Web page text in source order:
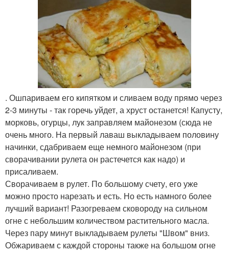
. Ошпариваем его кипятком и сливаем воду прямо через
2-3 минуты - так горечь уйдет, а хруст останется! Капусту,
морковь, огурцы, лук заправляем майонезом (сюда не
очень много. На первый лаваш выкладываем половину
начинки, сдабриваем еще немного майонезом (при
сворачивании рулета он растечется как надо) и
присаливаем.
Сворачиваем в рулет. По большому счету, его уже
можно просто нарезать и есть. Но есть намного более
лучший вариант! Разогреваем сковороду на сильном
огне с небольшим количеством растительного масла.
Через пару минут выкладываем рулеты "Швом" вниз.
Обжариваем с каждой стороны также на большом огне